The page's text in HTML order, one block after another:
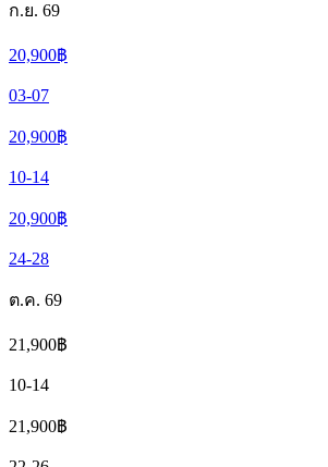
ก.ย. 69
20,900฿
03-07
20,900฿
10-14
20,900฿
24-28
ต.ค. 69
21,900฿
10-14
21,900฿